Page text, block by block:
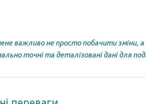
важливо не просто побачити зміни, а
точні та деталізовані дані для